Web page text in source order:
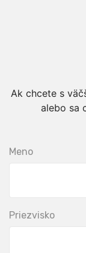
Ak chcete s
alebo sa
Meno
Priezvisko